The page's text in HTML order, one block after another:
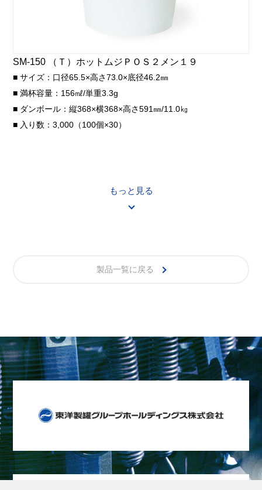
SM-150 （Ｔ）ホットムジＰＯＳ２メン１９
■ サイズ：口径65.5×高さ73.0×底径46.2㎜
■ 満杯容量：156㎖/単重3.3g
■ ダンボール：縦368×横368×高さ591㎜/11.0㎏
■ 入り数：3,000（100個×30）
もっと見る
製品一覧に戻る